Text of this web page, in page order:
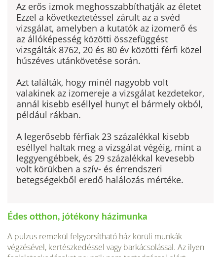
Az erős izmok meghosszabbíthatják az életet
Ezzel a következtetéssel zárult az a svéd
vizsgálat, amelyben a kutatók az izomerő és
az állóképesség közötti összefüggést
vizsgálták 8762, 20 és 80 év közötti férfi közel
húszéves utánkövetése során.
Azt találták, hogy minél nagyobb volt
valakinek az izomereje a vizsgálat kezdetekor,
annál kisebb eséllyel hunyt el bármely okból,
például rákban.
A legerősebb férfiak 23 százalékkal kisebb
eséllyel haltak meg a vizsgálat végéig, mint a
leggyengébbek, és 29 százalékkal kevesebb
volt körükben a szív- és érrendszeri
betegségekből eredő halálozás mértéke.
Édes otthon, jótékony házimunka
A pulzus remekül felgyorsítható ház körüli munkák
végzésével, kertészkedéssel vagy barkácsolással. Az ilyen